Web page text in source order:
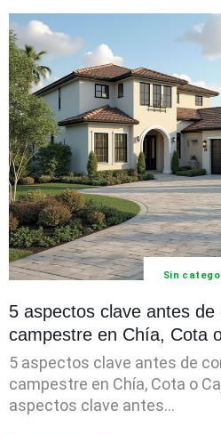
Sin
5 aspectos clave antes
campestre en Chía, Cota
5 aspectos clave antes de
campestre en Chía, Cota o
aspectos clave antes...